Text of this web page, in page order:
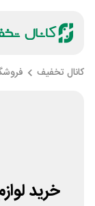
کانال تخفیف
خرید